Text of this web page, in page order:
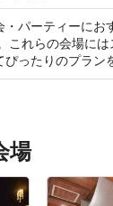
パーティーにお
これらの会場に
ったりのプラン
場